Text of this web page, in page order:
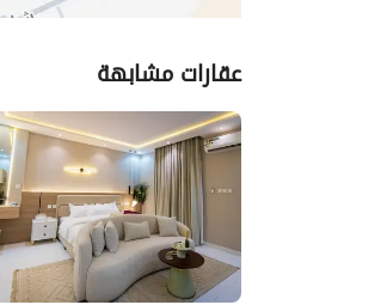
عقارات مشابهة